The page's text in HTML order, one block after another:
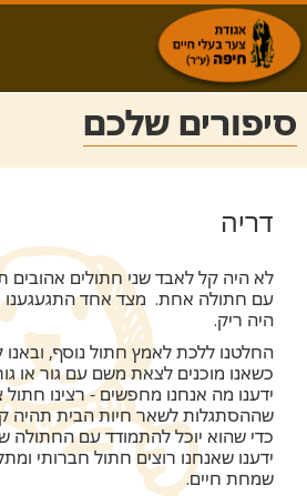
סיפורים שלכם
דריה
עם חתולה אחת. מצד אחד התגעגענו
היה ריק.
החלטנו ללכת לאמץ חתול נוסף, ובאנו
כשאנו מוכנים לצאת משם עם גור או
ידענו מה אנחנו מחפשים - רצינו
שההסתגלות לשאר חיות הבית תהיה
כדי שהוא יוכל להתמודד עם
ידענו שאנחנו רוצים חתול חברותי
שמחת חיים.